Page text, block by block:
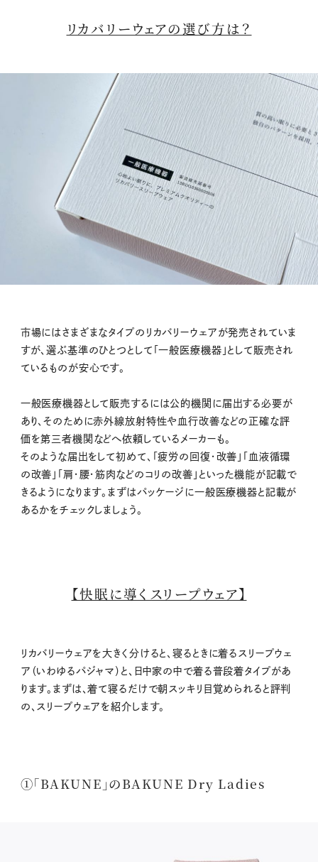
リカバリーウェアの選び方は？
市場にはさまざまなタイプのリカバリーウェアが発売されていま
すが、選ぶ基準のひとつとして「一般医療機器」として販売され
ているものが安心です。
一般医療機器として販売するには公的機関に届出する必要が
あり、そのために赤外線放射特性や血行改善などの正確な評
価を第三者機関などへ依頼しているメーカーも。
そのような届出をして初めて、「疲労の回復・改善」「血液循環
の改善」「肩・腰・筋肉などのコリの改善」といった機能が記載で
きるようになります。まずはパッケージに一般医療機器と記載が
あるかをチェックしましょう。
【快眠に導くスリープウェア】
リカバリーウェアを大きく分けると、寝るときに着るスリープウェ
ア（いわゆるパジャマ）と、日中家の中で着る普段着タイプがあ
ります。まずは、着て寝るだけで朝スッキリ目覚められると評判
の、スリープウェアを紹介します。
①「BAKUNE」のBAKUNE Dry Ladies